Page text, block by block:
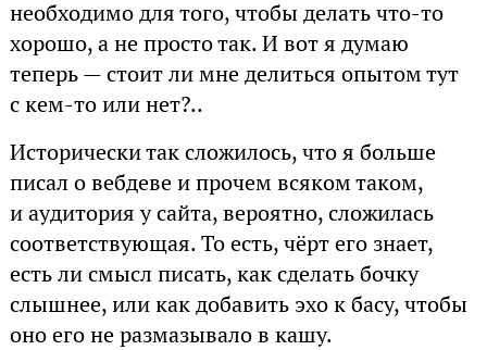
необходимо для того, чтобы делать что-то
хорошо, а не просто так. И вот я думаю
теперь — стоит ли мне делиться опытом тут
с кем-то или нет?..
Исторически так сложилось, что я больше
писал о вебдеве и прочем всяком таком,
и аудитория у сайта, вероятно, сложилась
соответствующая. То есть, чёрт его знает,
есть ли смысл писать, как сделать бочку
слышнее, или как добавить эхо к басу, чтобы
оно его не размазывало в кашу.